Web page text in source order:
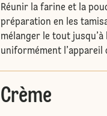
Réunir la farine et la
préparation en les
mélanger le tout jusqu’à
uniformément l’appareil
Crème